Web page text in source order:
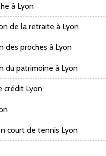
à Lyon
de la retraite à Lyon
des proches à Lyon
du patrimoine à Lyon
crédit Lyon
court de tennis Lyon